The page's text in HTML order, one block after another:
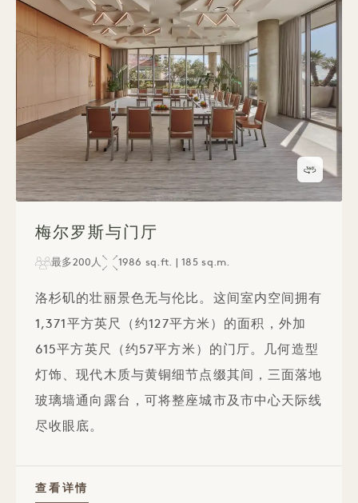
360度
梅尔罗斯与门厅
最多200人 1986 sq.ft. | 185 sq.m.
洛杉矶的壮丽景色无与伦比。这间室内空间拥有
1,371平方英尺（约127平方米）的面积，外加
615平方英尺（约57平方米）的门厅。几何造型
灯饰、现代木质与黄铜细节点缀其间，三面落地
玻璃墙通向露台，可将整座城市及市中心天际线
尽收眼底。
查看详情